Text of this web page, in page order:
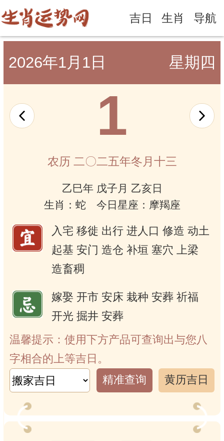
吉日 生肖 导航
2026年1月1日 星期四
1
农历 二〇二五年冬月十三
乙巳年 戊子月 乙亥日
生肖：蛇 今日星座：摩羯座
入宅 移徙 出行 进人口 修造 动土
起基
上梁
安门 造仓 补垣 塞穴
造畜稠
嫁娶 开市 安床 栽种 安葬 祈福
开光 掘井 安葬
温馨提示：使用下方产品可查询出与您八
字相合的上等吉日。
精准查询
黄历吉日